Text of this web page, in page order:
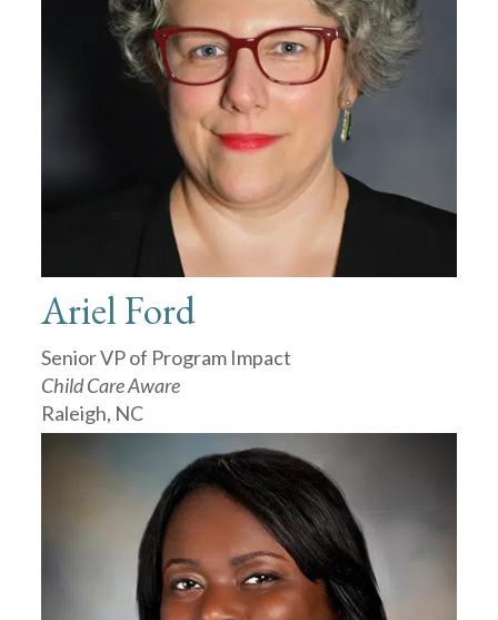
Ariel Ford
Senior VP of Program Impact
Child Care Aware
Raleigh, NC